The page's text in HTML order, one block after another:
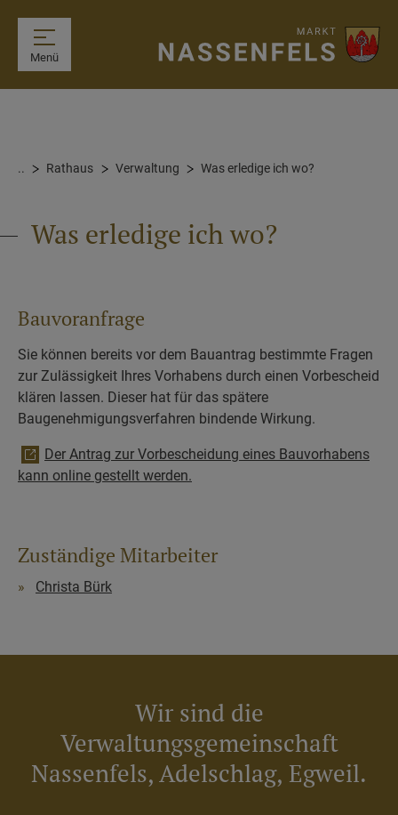
Menü
.. Rathaus Verwaltung Was erledige ich wo?
Was erledige ich wo?
Bauvoranfrage
Sie können bereits vor dem Bauantrag bestimmte Fragen
zur Zulässigkeit Ihres Vorhabens durch einen Vorbescheid
klären lassen. Dieser hat für das spätere
Baugenehmigungsverfahren bindende Wirkung.
Der Antrag zur Vorbescheidung eines Bauvorhabens
kann online gestellt werden.
Zuständige Mitarbeiter
Christa Bürk
Wir sind die
Verwaltungsgemeinschaft
Nassenfels, Adelschlag, Egweil.